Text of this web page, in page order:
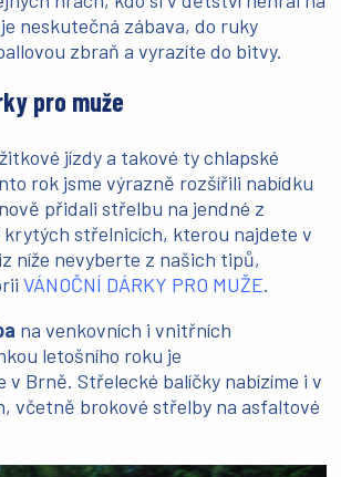
neskutečná zábava, do ruky
zbraň a vyrazíte do bitvy.
pro muže
jízdy a takové ty chlapské
rok jsme výrazně rozšířili nabídku
přidali střelbu na jendné z
krytých střelnicích, kterou najdete v
níže nevyberte z našich tipů,
VÁNOČNÍ DÁRKY PRO MUŽE.
na venkovních i vnitřních
letošního roku je
v Brně. Střelecké balíčky nabízíme i v
včetně brokové střelby na asfaltové